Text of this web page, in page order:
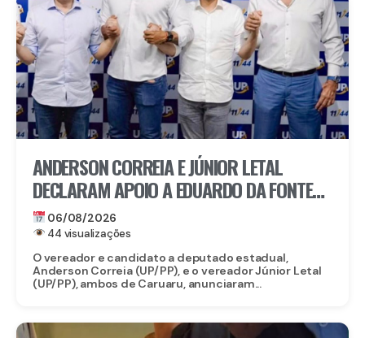
ANDERSON CORREIA E JÚNIOR LETAL
DECLARAM APOIO A EDUARDO DA FONTE
PARA O SENADO E LULA DA FONTE PARA
DEPUTADO FEDERAL
06/08/2026
44 visualizações
O vereador e candidato a deputado estadual,
Anderson Correia (UP/PP), e o vereador Júnior Letal
(UP/PP), ambos de Caruaru, anunciaram...